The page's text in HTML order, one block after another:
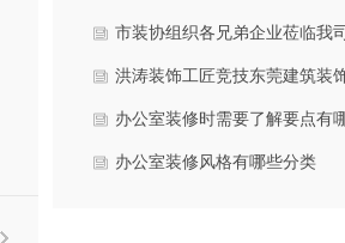
市装协组织各兄弟企业莅临我
召开公装工作研讨会
洪涛装饰工匠竞技东莞建筑装
行业技能大赛并获奖
办公室装修时需要了解要点有
些？
办公室装修风格有哪些分类